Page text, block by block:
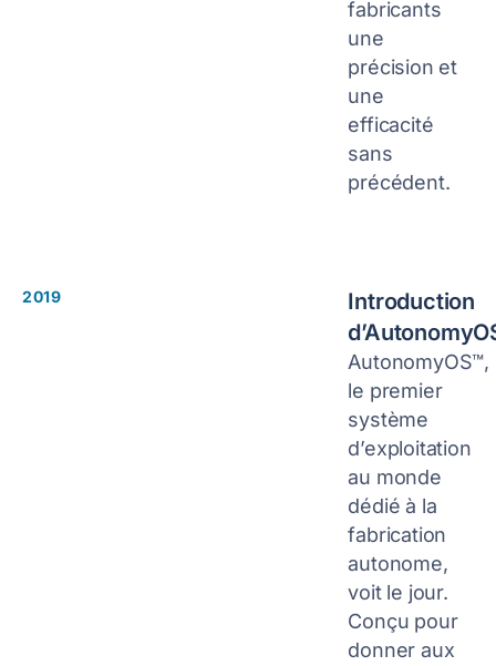
fabricants
une
précision et
une
efficacité
sans
précédent.
2019
Introduction
AutonomyOS™,
le premier
système
d’exploitation
au monde
dédié à la
fabrication
autonome,
voit le jour.
Conçu pour
donner aux